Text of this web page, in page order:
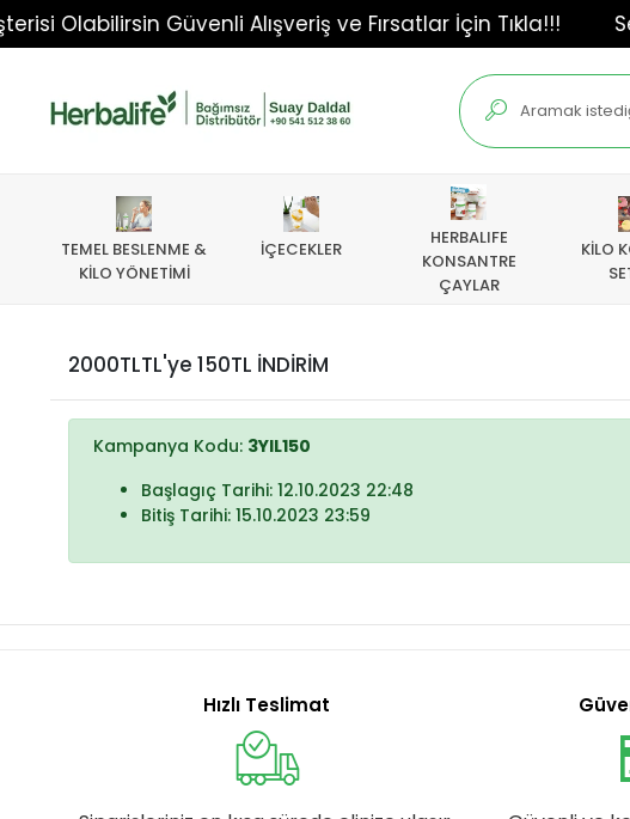
Olabilirsin Güvenli Alışveriş ve Fırsatlar İçin Tıkla!!!
TEMEL BESLENME &
KİLO YÖNETİMİ
İÇECEKLER
HERBALIFE
KONSANTRE
ÇAYLAR
KİLO
2000TLTL'ye 150TL İNDİRİM
Kampanya Kodu: 3YIL150
Başlagıç Tarihi: 12.10.2023 22:48
Bitiş Tarihi: 15.10.2023 23:59
Hızlı Teslimat